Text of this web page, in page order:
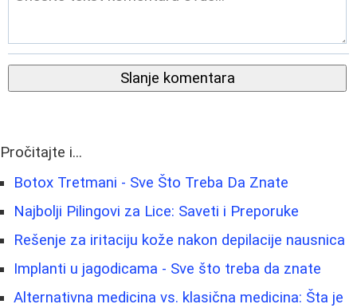
Slanje komentara
Pročitajte i...
Botox Tretmani - Sve Što Treba Da Znate
Najbolji Pilingovi za Lice: Saveti i Preporuke
Rešenje za iritaciju kože nakon depilacije nausnica
Implanti u jagodicama - Sve što treba da znate
Alternativna medicina vs. klasična medicina: Šta je